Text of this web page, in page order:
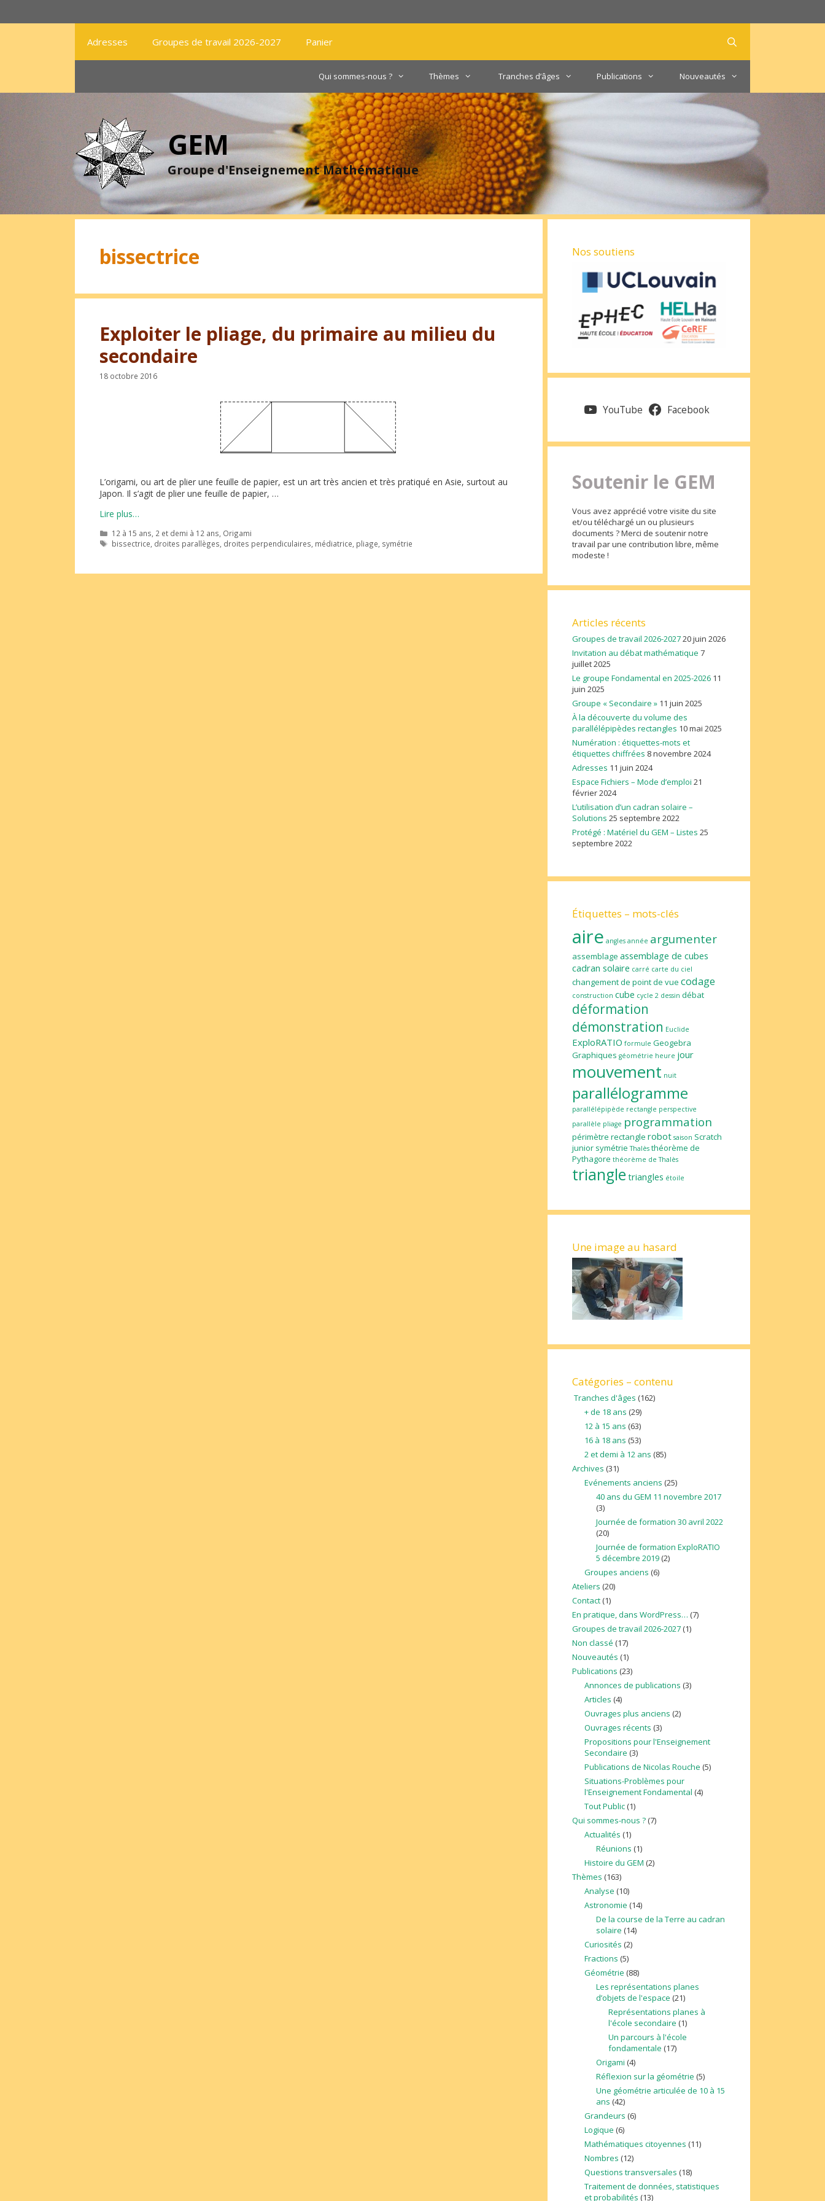
Adresses Groupes de travail 2026-2027 Panier
Qui sommes-nous ? Thèmes Tranches d’âges Publications Nouveautés
GEM
Groupe d'Enseignement Mathématique
bissectrice
Exploiter le pliage, du primaire au milieu du
secondaire
18 octobre 2016
L’origami, ou art de plier une feuille de papier, est un art très ancien et très pratiqué en Asie, surtout au
Japon. Il s’agit de plier une feuille de papier, …
Lire plus…
Catégories
12 à 15 ans 2 et demi à 12 ans Origami
Étiquettes
bissectrice droites parallèges droites perpendiculaires médiatrice pliage symétrie
Nos soutiens
YouTube Facebook
Soutenir le GEM
Vous avez apprécié votre visite du site
et/ou téléchargé un ou plusieurs
documents ? Merci de soutenir notre
travail par une contribution libre, même
modeste !
Articles récents
Groupes de travail 2026-202720 juin 2026
Invitation au débat mathématique 7
juillet 2025
Le groupe Fondamental en 2025-2026 11
juin 2025
Groupe « Secondaire » 11 juin 2025
À la découverte du volume des
parallélépipèdes rectangles 10 mai 2025
Numération : étiquettes-mots et
étiquettes chiffrées 8 novembre 2024
Adresses 11 juin 2024
Espace Fichiers – Mode d’emploi 21
février 2024
L’utilisation d’un cadran solaire –
Solutions 25 septembre 2022
Protégé : Matériel du GEM – Listes 25
septembre 2022
Étiquettes – mots-clés
aire angles année argumenter
assemblage assemblage de cubes
cadran solaire carré carte du ciel
changement de point de vue codage
construction cube cycle 2 dessin débat
déformation
démonstration Euclide
ExploRATIO formule Geogebra
Graphiques géométrie heure jour
mouvement nuit
parallélogramme
parallélépipède rectangle perspective
parallèle pliage programmation
périmètre rectangle robot saison Scratch
junior symétrie Thalès théorème de
Pythagore théorème de Thalès
triangle triangles étoile
Une image au hasard
Catégories – contenu
Tranches d'âges (162)
+ de 18 ans (29)
12 à 15 ans (63)
16 à 18 ans (53)
2 et demi à 12 ans (85)
Archives (31)
Evénements anciens (25)
40 ans du GEM 11 novembre 2017
(3)
Journée de formation 30 avril 2022
(20)
Journée de formation ExploRATIO
5 décembre 2019 (2)
Groupes anciens (6)
Ateliers (20)
Contact (1)
En pratique, dans WordPress… (7)
Groupes de travail 2026-2027 (1)
Non classé (17)
Nouveautés (1)
Publications (23)
Annonces de publications (3)
Articles (4)
Ouvrages plus anciens (2)
Ouvrages récents (3)
Propositions pour l'Enseignement
Secondaire (3)
Publications de Nicolas Rouche (5)
Situations-Problèmes pour
l'Enseignement Fondamental (4)
Tout Public(1)
Qui sommes-nous ? (7)
Actualités (1)
Réunions (1)
Histoire du GEM (2)
Thèmes (163)
Analyse (10)
Astronomie (14)
De la course de la Terre au cadran
solaire (14)
Curiosités (2)
Fractions (5)
Géométrie (88)
Les représentations planes
d’objets de l'espace (21)
Représentations planes à
l'école secondaire (1)
Un parcours à l'école
fondamentale (17)
Origami (4)
Réflexion sur la géométrie (5)
Une géométrie articulée de 10 à 15
ans (42)
Grandeurs (6)
Logique (6)
Mathématiques citoyennes (11)
Nombres (12)
Questions transversales (18)
Traitement de données, statistiques
et probabilités (13)